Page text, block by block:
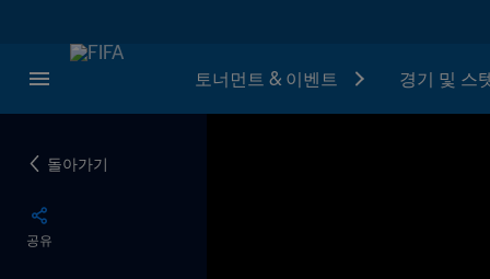
토너먼트 & 이벤트 경기 및 스
돌아가기
공유